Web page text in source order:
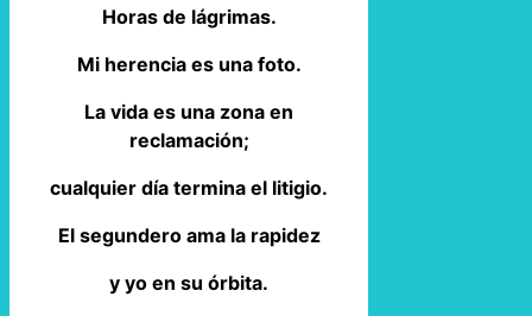
Horas de lágrimas.
Mi herencia es una foto.
La vida es una zona en
reclamación;
cualquier día termina el litigio.
El segundero ama la rapidez
y yo en su órbita.